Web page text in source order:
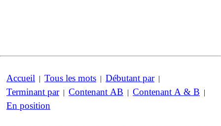
Accueil | Tous les mots | Débutant par|
Terminant par| Contenant AB | Contenant A & B |
En position